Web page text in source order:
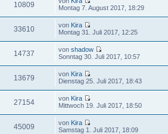
10809
Montag 7. August 2017, 18:29
33610 von Kira
Montag 31. Juli 2017, 12:25
14737 vonshadow
Sonntag 30. Juli 2017, 10:57
13679 von Kira
Dienstag 25. Juli 2017, 18:43
27154 von Kira
Mittwoch 19. Juli 2017, 18:50
45009 von Kira
Samstag 1. Juli 2017, 18:09